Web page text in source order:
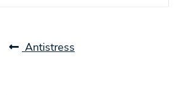
Antistress